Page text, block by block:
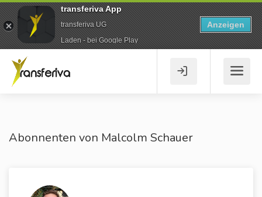
Abonnenten von Malcolm Schauer
transferiva App
transferiva UG
Laden - bei Google Play
Anzeigen